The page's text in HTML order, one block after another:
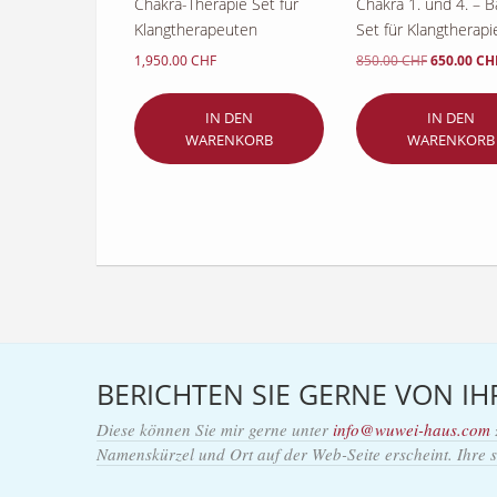
Klangtherapeuten
1,950.00CHF
IN DEN
WARENKORB
Set für
850.00CHF
850.00
650.00
IN DEN
WARENKORB
BERICHTEN SIE GERNE VON
Diese können Sie mir gerne unter info@wuwei-haus.com
Namenskürzel und Ort auf der Web-Seite erscheint.